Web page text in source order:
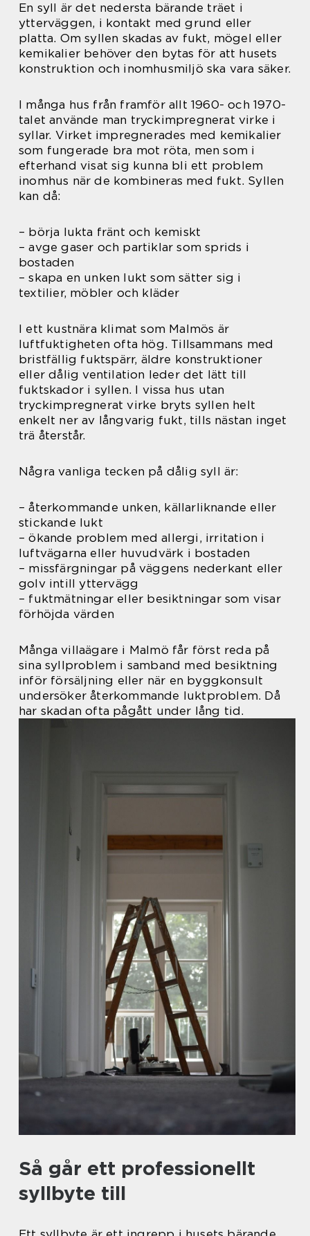
En syll är det nedersta bärande träet i
ytterväggen, i kontakt med grund eller
platta. Om syllen skadas av fukt, mögel eller
kemikalier behöver den bytas för att husets
konstruktion och inomhusmiljö ska vara säker.
I många hus från framför allt 1960- och 1970-
talet använde man tryckimpregnerat virke i
syllar. Virket impregnerades med kemikalier
som fungerade bra mot röta, men som i
efterhand visat sig kunna bli ett problem
inomhus när de kombineras med fukt. Syllen
kan då:
– börja lukta fränt och kemiskt
– avge gaser och partiklar som sprids i
bostaden
– skapa en unken lukt som sätter sig i
textilier, möbler och kläder
I ett kustnära klimat som Malmös är
luftfuktigheten ofta hög. Tillsammans med
bristfällig fuktspärr, äldre konstruktioner
eller dålig ventilation leder det lätt till
fuktskador i syllen. I vissa hus utan
tryckimpregnerat virke bryts syllen helt
enkelt ner av långvarig fukt, tills nästan inget
trä återstår.
Några vanliga tecken på dålig syll är:
– återkommande unken, källarliknande eller
stickande lukt
– ökande problem med allergi, irritation i
luftvägarna eller huvudvärk i bostaden
– missfärgningar på väggens nederkant eller
golv intill yttervägg
– fuktmätningar eller besiktningar som visar
förhöjda värden
Många villaägare i Malmö får först reda på
sina syllproblem i samband med besiktning
inför försäljning eller när en byggkonsult
undersöker återkommande luktproblem. Då
har skadan ofta pågått under lång tid.
Så går ett professionellt
syllbyte till